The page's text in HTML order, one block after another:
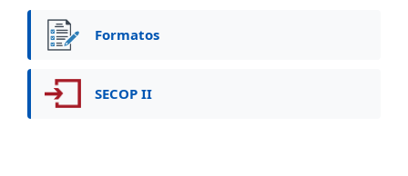
Formatos
SECOP II